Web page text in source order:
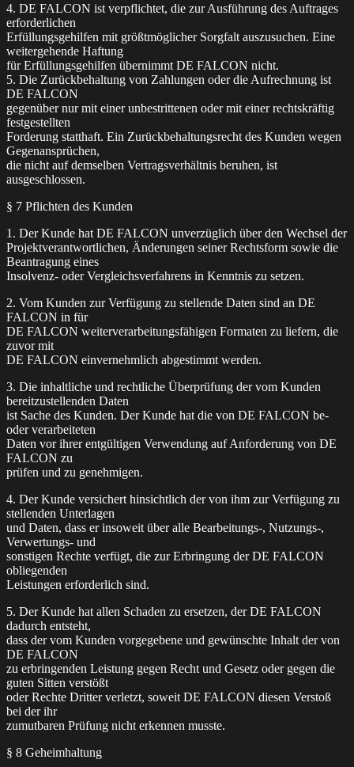
4. DE FALCON ist verpflichtet, die zur Ausführung des Auftrages
erforderlichen
Erfüllungsgehilfen mit größtmöglicher Sorgfalt auszusuchen. Eine
weitergehende Haftung
für Erfüllungsgehilfen übernimmt DE FALCON nicht.
5. Die Zurückbehaltung von Zahlungen oder die Aufrechnung ist
DE FALCON
gegenüber nur mit einer unbestrittenen oder mit einer rechtskräftig
festgestellten
Forderung statthaft. Ein Zurückbehaltungsrecht des Kunden wegen
Gegenansprüchen,
die nicht auf demselben Vertragsverhältnis beruhen, ist
ausgeschlossen.
§ 7 Pflichten des Kunden
1. Der Kunde hat DE FALCON unverzüglich über den Wechsel der
Projektverantwortlichen, Änderungen seiner Rechtsform sowie die
Beantragung eines
Insolvenz- oder Vergleichsverfahrens in Kenntnis zu setzen.
2. Vom Kunden zur Verfügung zu stellende Daten sind an DE
FALCON in für
DE FALCON weiterverarbeitungsfähigen Formaten zu liefern, die
zuvor mit
DE FALCON einvernehmlich abgestimmt werden.
3. Die inhaltliche und rechtliche Überprüfung der vom Kunden
bereitzustellenden Daten
ist Sache des Kunden. Der Kunde hat die von DE FALCON be-
oder verarbeiteten
Daten vor ihrer entgültigen Verwendung auf Anforderung von DE
FALCON zu
prüfen und zu genehmigen.
4. Der Kunde versichert hinsichtlich der von ihm zur Verfügung zu
stellenden Unterlagen
und Daten, dass er insoweit über alle Bearbeitungs-, Nutzungs-,
Verwertungs- und
sonstigen Rechte verfügt, die zur Erbringung der DE FALCON
obliegenden
Leistungen erforderlich sind.
5. Der Kunde hat allen Schaden zu ersetzen, der DE FALCON
dadurch entsteht,
dass der vom Kunden vorgegebene und gewünschte Inhalt der von
DE FALCON
zu erbringenden Leistung gegen Recht und Gesetz oder gegen die
guten Sitten verstößt
oder Rechte Dritter verletzt, soweit DE FALCON diesen Verstoß
bei der ihr
zumutbaren Prüfung nicht erkennen musste.
§ 8 Geheimhaltung